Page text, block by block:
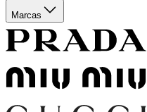
Marcas